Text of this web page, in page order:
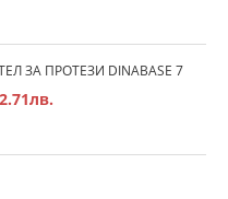
ЗА ПРОТЕЗИ DINABASE 7